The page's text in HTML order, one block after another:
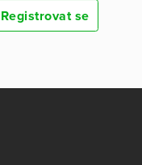
Registrovat se